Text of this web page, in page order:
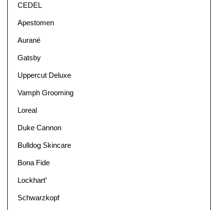
CEDEL
Apestomen
Aurané
Gatsby
Uppercut Deluxe
Vamph Grooming
Loreal
Duke Cannon
Bulldog Skincare
Bona Fide
Lockhart’
Schwarzkopf